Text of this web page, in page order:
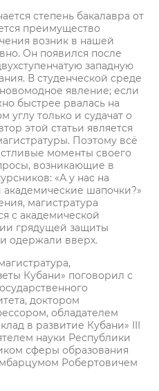
степень бакалавра от
преимущество
возник в нашей
Он появился после
западную
В студенческой среде
явление; если
быстрее рвалась на
углу только и судачат о
этой статьи является
Поэтому всё
моменты своего
возникающие в
«А у нас на
шапочки?»
магистратура
с академической
грядущей защиты
одержали вверх.
Кубани» поговорил с
доктором
обладателем
в развитие Кубани» III
науки Республики
сферы образования
Робертовичем